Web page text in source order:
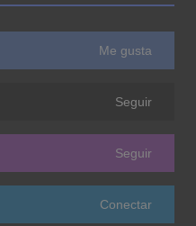
Me gusta
Seguir
Seguir
Conectar